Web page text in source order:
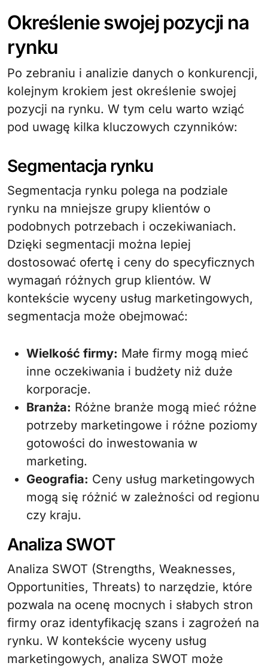
Określenie swojej pozycji na
rynku
Po zebraniu i analizie danych o konkurencji,
kolejnym krokiem jest określenie swojej
pozycji na rynku. W tym celu warto wziąć
pod uwagę kilka kluczowych czynników:
Segmentacja rynku
Segmentacja rynku polega na podziale
rynku na mniejsze grupy klientów o
podobnych potrzebach i oczekiwaniach.
Dzięki segmentacji można lepiej
dostosować ofertę i ceny do specyficznych
wymagań różnych grup klientów. W
kontekście wyceny usług marketingowych,
segmentacja może obejmować:
Wielkość firmy: Małe firmy mogą mieć
inne oczekiwania i budżety niż duże
korporacje.
Branża: Różne branże mogą mieć różne
potrzeby marketingowe i różne poziomy
gotowości do inwestowania w
marketing.
Geografia: Ceny usług marketingowych
mogą się różnić w zależności od regionu
czy kraju.
Analiza SWOT
Analiza SWOT (Strengths, Weaknesses,
Opportunities, Threats) to narzędzie, które
pozwala na ocenę mocnych i słabych stron
firmy oraz identyfikację szans i zagrożeń na
rynku. W kontekście wyceny usług
marketingowych, analiza SWOT może